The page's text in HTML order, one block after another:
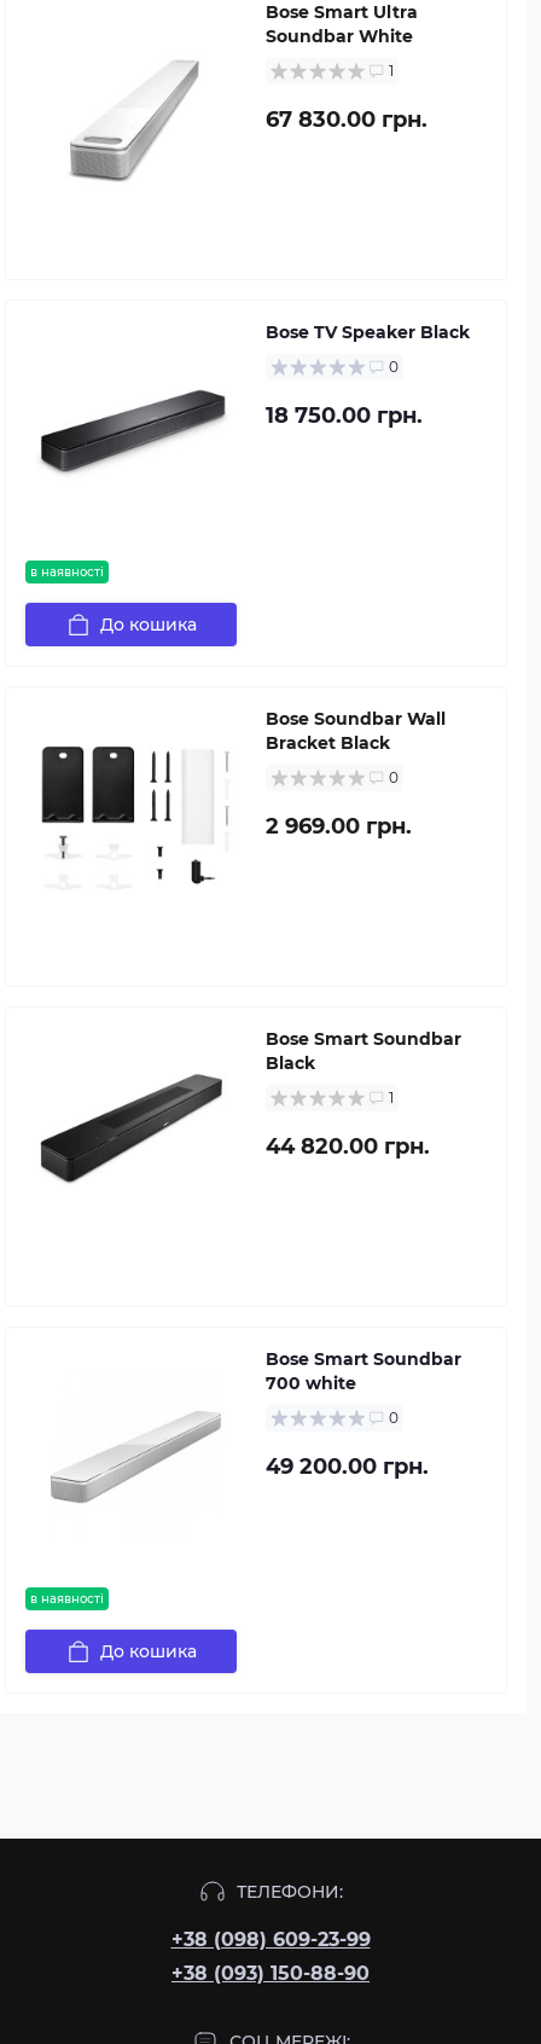
Bose Smart Ultra
Soundbar White
1
67 830.00 грн.
в наявності
Bose TV Speaker Black
0
18 750.00 грн.
До кошика
Bose Soundbar Wall
Bracket Black
0
2 969.00 грн.
Bose Smart Soundbar
Black
1
44 820.00 грн.
в наявності
Bose Smart Soundbar
700 white
0
49 200.00 грн.
До кошика
ТЕЛЕФОНИ:
+38 (098) 609-23-99
+38 (093) 150-88-90